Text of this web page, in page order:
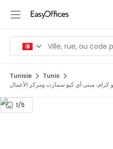
Tunisie
Tunis
1/5